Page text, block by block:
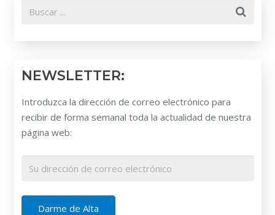
NEWSLETTER:
Introduzca la dirección de correo electrónico para
recibir de forma semanal toda la actualidad de nuestra
página web: